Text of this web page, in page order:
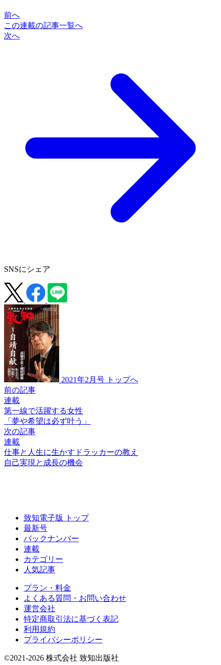
前へ
この連載の記事一覧へ
次へ
SNSにシェア
2021年2月号 トップへ
前の記事
連載
第一線で活躍する女性
「夢や希望は必ず叶う」
次の記事
連載
仕事と人生に生かすドラッカーの教え
自己実現と成長の機会
致知電子版 トップ
最新号
バックナンバー
連載
カテゴリー
人気記事
プラン・料金
よくある質問・お問い合わせ
運営会社
特定商取引法に基づく表記
利用規約
プライバシーポリシー
©2021-2026 株式会社 致知出版社